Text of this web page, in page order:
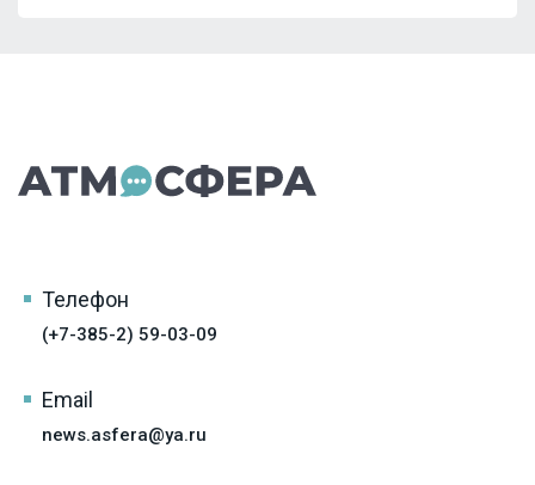
Телефон
(+7-385-2) 59-03-09
Email
news.asfera@ya.ru